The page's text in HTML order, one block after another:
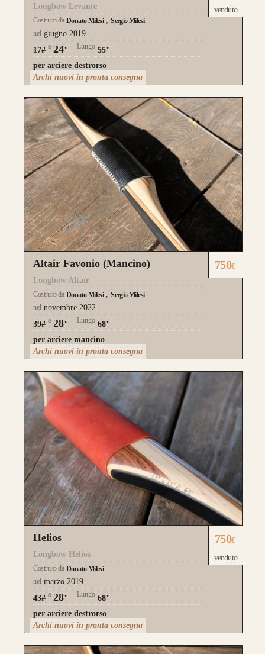
Questo modello si contraddistingue per la
composizione aTre Lamine in legno
la risposta meccanica è la medesima e
l’estetica risulta più pulita.
da 750€
Guarda alcuni degli archi già
realizzati su misura
Longbow Levante
Costruito da Donato Milesi
Sergio Milesi
nel giugno 2019
17# a 24" Lungo 55"
per arciere destrorso
venduto
Archi nuovi in pronta consegna
Altair Favonio (Mancino)
Longbow Altaïr
Costruito da Donato Milesi
Sergio Milesi
nel novembre 2022
39# a 28" Lungo 68"
per arciere mancino
750€
Archi nuovi in pronta consegna
Helios
Longbow Helios
Costruito da Donato Milesi
nel marzo 2019
43# a 28" Lungo 68"
per arciere destrorso
750€
venduto
Archi nuovi in pronta consegna